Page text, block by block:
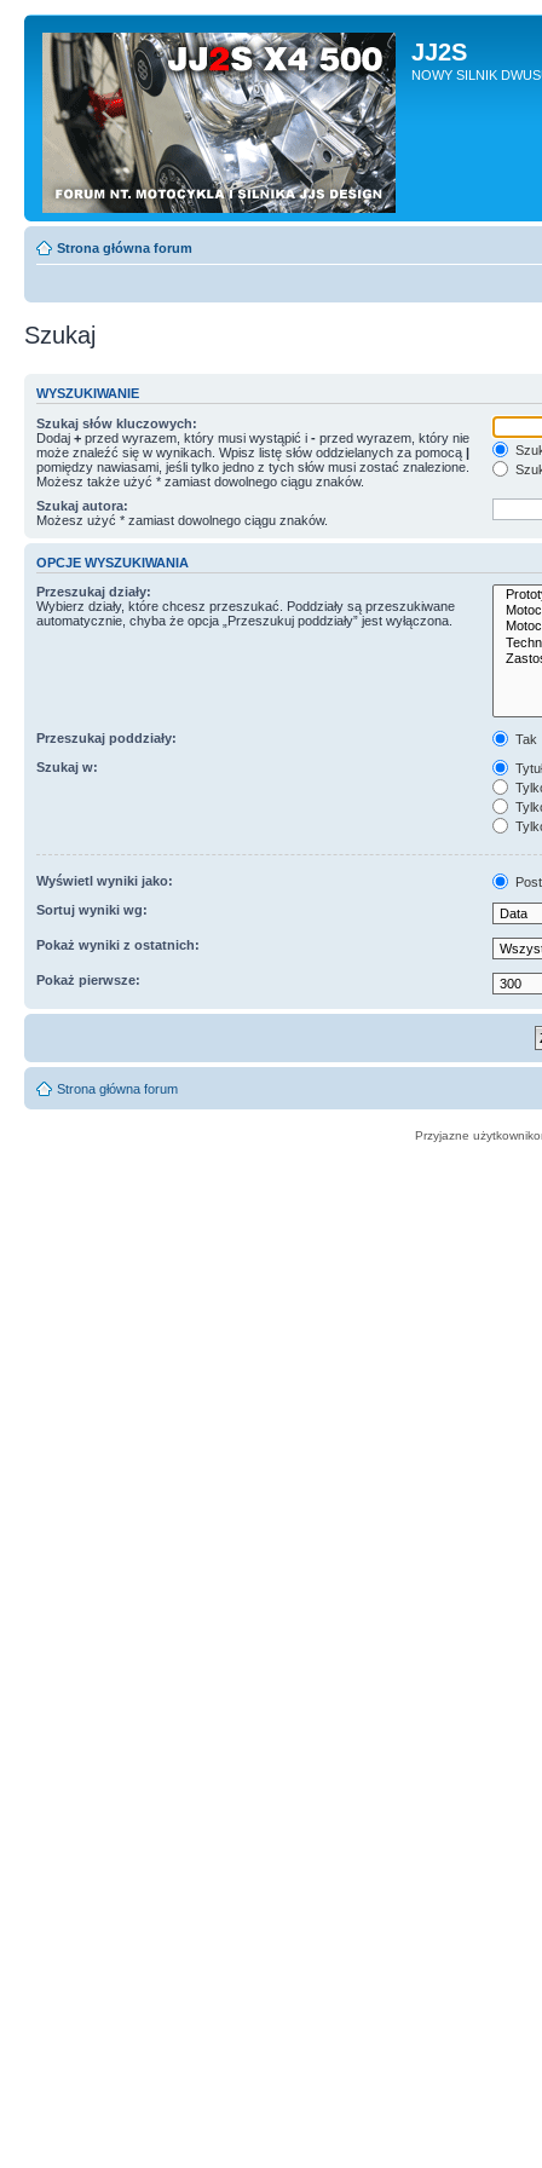
JJ2S
NOWY SILNIK
Strona główna forum
Szukaj
WYSZUKIWANIE
Szukaj słów kluczowych:
Dodaj + przed wyrazem, który musi wystąpić i - przed wyrazem, który nie
może znaleźć się w wynikach. Wpisz listę słów oddzielanych za pomocą |
pomiędzy nawiasami, jeśli tylko jedno z tych słów musi zostać znalezione.
Możesz także użyć * zamiast dowolnego ciągu znaków.
Szukaj autora:
Możesz użyć * zamiast dowolnego ciągu znaków.
OPCJE WYSZUKIWANIA
Przeszukaj działy:
Wybierz działy, które chcesz przeszukać. Poddziały są przeszukiwane
automatycznie, chyba że opcja „Przeszukuj poddziały” jest wyłączona.
Przeszukaj poddziały:
Tak
Szukaj w:
Wyświetl wyniki jako:
Sortuj wyniki wg:
Pokaż wyniki z ostatnich:
Pokaż pierwsze:
Strona główna forum
Przyjazne